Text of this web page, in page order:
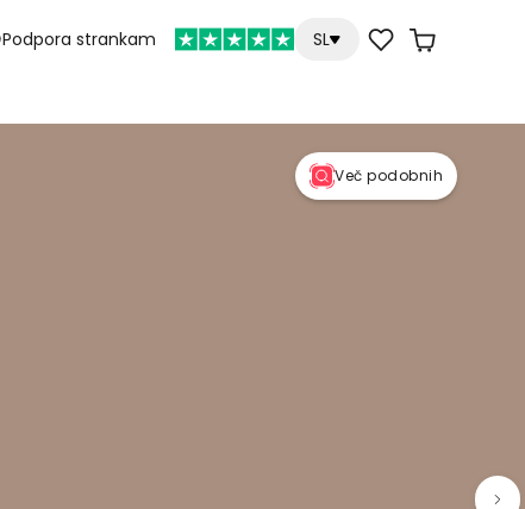
Podpora strankam SL
Več podobnih